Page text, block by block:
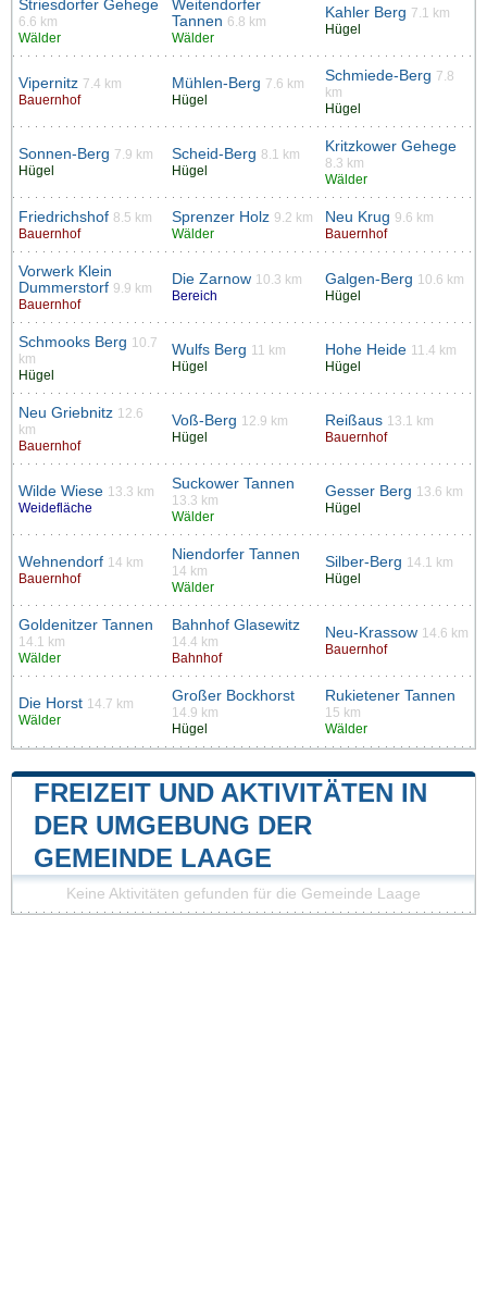
Striesdorfer Gehege
6.6 km
Wälder
Weitendorfer
Tannen 6.8 km
Wälder
Kahler Berg 7.1 km
Hügel
Vipernitz 7.4 km
Bauernhof
Mühlen-Berg 7.6 km
Hügel
Schmiede-Berg 7.8
km
Hügel
Sonnen-Berg 7.9 km
Hügel
Scheid-Berg 8.1 km
Hügel
Kritzkower Gehege
8.3 km
Wälder
Friedrichshof 8.5 km
Bauernhof
Sprenzer Holz 9.2 km
Wälder
Neu Krug 9.6 km
Bauernhof
Vorwerk Klein
Dummerstorf 9.9 km
Bauernhof
Die Zarnow 10.3 km
Bereich
Galgen-Berg 10.6 km
Hügel
Schmooks Berg 10.7
km
Hügel
Wulfs Berg 11 km
Hügel
Hohe Heide 11.4 km
Hügel
Neu Griebnitz 12.6
km
Bauernhof
Voß-Berg 12.9 km
Hügel
Reißaus 13.1 km
Bauernhof
Wilde Wiese 13.3 km
Weidefläche
Suckower Tannen
13.3 km
Wälder
Gesser Berg 13.6 km
Hügel
Wehnendorf 14 km
Bauernhof
Niendorfer Tannen
14 km
Wälder
Silber-Berg 14.1 km
Hügel
Goldenitzer Tannen
14.1 km
Wälder
Bahnhof Glasewitz
14.4 km
Bahnhof
Neu-Krassow 14.6 km
Bauernhof
Die Horst 14.7 km
Wälder
Großer Bockhorst
14.9 km
Hügel
Rukietener Tannen
15 km
Wälder
FREIZEIT UND AKTIVITÄTEN IN
DER UMGEBUNG DER
GEMEINDE LAAGE
Keine Aktivitäten gefunden für die Gemeinde Laage